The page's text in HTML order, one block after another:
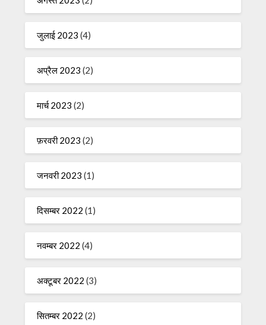
जुलाई 2023 (4)
अप्रैल 2023 (2)
मार्च 2023 (2)
फ़रवरी 2023 (2)
जनवरी 2023 (1)
दिसम्बर 2022 (1)
नवम्बर 2022 (4)
अक्टूबर 2022 (3)
सितम्बर 2022 (2)